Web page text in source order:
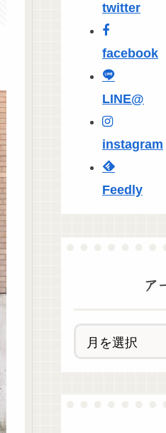
twitter
facebook
LINE@
instagram
Feedly
ア